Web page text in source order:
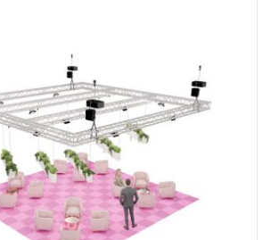
met middenbalken van 7 x 7
B) (takels en hangpunten niet
volledig naar wens aan te